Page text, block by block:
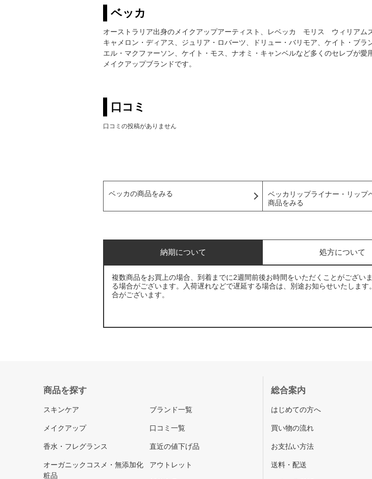
ベッカ
オーストラリア出身のメイクアップアーティスト、レベッカ モリス ウィリアム
キャメロン・ディアス、ジュリア・ロバーツ、ドリュー・バリモア、ケイト・ブ
エル・マクファーソン、ケイト・モス、ナオミ・キャンベルなど多くのセレブが
メイクアップブランドです。
口コミ
口コミの投稿がありません
ベッカの商品をみる
ベッカリップライナー・リップ
商品をみる
納期について 処方について
複数商品をお買上の場合、到着までに2週間前後お時間をいただくことがござ
る場合がございます。入荷遅れなどで遅延する場合は、別途お知らせいたしま
合がございます。
商品を探す
スキンケア
メイクアップ
香水・フレグランス
オーガニックコスメ・無添加化
粧品
ブランド一覧
口コミ一覧
直近の値下げ品
アウトレット
総合案内
はじめての方へ
買い物の流れ
お支払い方法
送料・配送